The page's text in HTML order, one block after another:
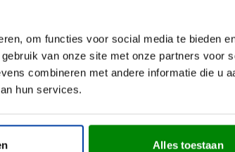
om functies voor social media te bieden
van onze site met onze partners voor
combineren met andere informatie die u
hun services.
Alles toestaan